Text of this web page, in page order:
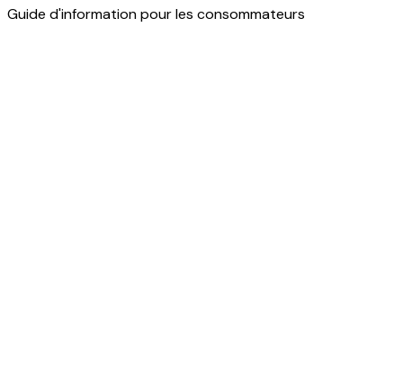
Guide d'information pour les consommateurs